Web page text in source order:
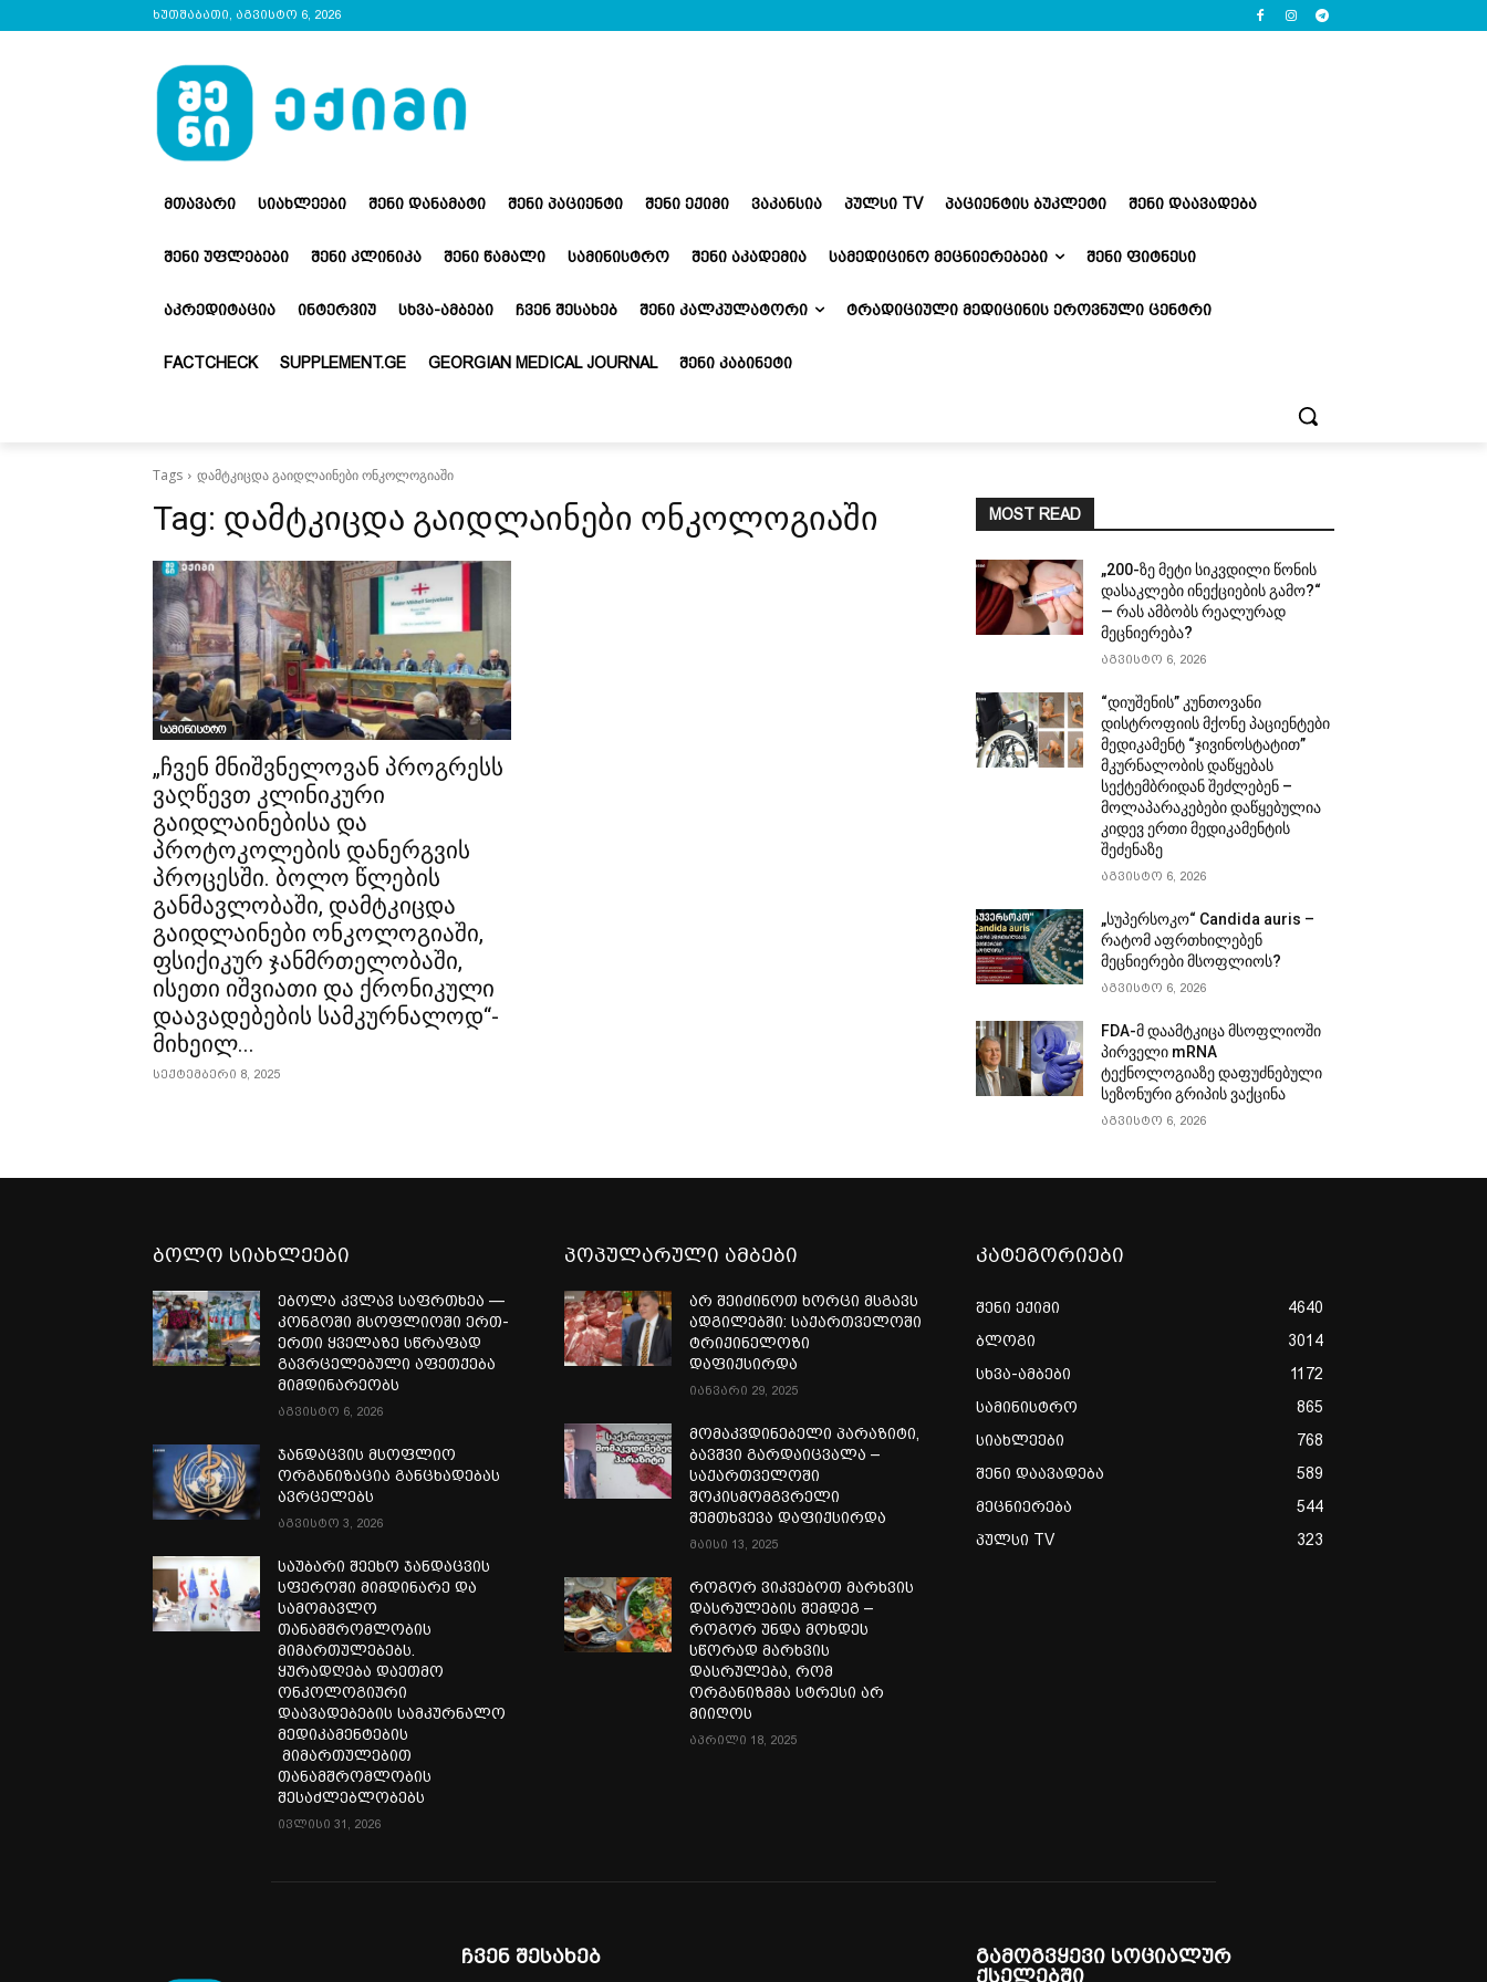
ხუთშაბათი, აგვისტო 6, 2026
ᲛᲗᲐᲕᲐᲠᲘ ᲡᲘᲐᲮᲚᲔᲔᲑᲘ ᲨᲔᲜᲘ ᲓᲐᲜᲐᲛᲐᲢᲘ ᲨᲔᲜᲘ ᲞᲐᲪᲘᲔᲜᲢᲘ ᲨᲔᲜᲘ ᲔᲥᲘᲛᲘ ᲕᲐᲙᲐᲜᲡᲘᲐ ᲞᲣᲚᲡᲘ TV ᲞᲐᲪᲘᲔᲜᲢᲘᲡ ᲑᲣᲙᲚᲔᲢᲘ ᲨᲔᲜᲘ ᲓᲐᲐᲕᲐᲓᲔᲑᲐ
ᲨᲔᲜᲘ ᲣᲤᲚᲔᲑᲔᲑᲘ ᲨᲔᲜᲘ ᲙᲚᲘᲜᲘᲙᲐ ᲨᲔᲜᲘ ᲬᲐᲛᲐᲚᲘ ᲡᲐᲛᲘᲜᲘᲡᲢᲠᲝ ᲨᲔᲜᲘ ᲐᲙᲐᲓᲔᲛᲘᲐ ᲡᲐᲛᲔᲓᲘᲪᲘᲜᲝ ᲛᲔᲪᲜᲘᲔᲠᲔᲑᲔᲑᲘ ᲨᲔᲜᲘ ᲤᲘᲢᲜᲔᲡᲘ
ᲐᲙᲠᲔᲓᲘᲢᲐᲪᲘᲐ ᲘᲜᲢᲔᲠᲕᲘᲣ ᲡᲮᲕᲐ-ᲐᲛᲑᲔᲑᲘ ᲩᲕᲔᲜ ᲨᲔᲡᲐᲮᲔᲑ ᲨᲔᲜᲘ ᲙᲐᲚᲙᲣᲚᲐᲢᲝᲠᲘ ᲢᲠᲐᲓᲘᲪᲘᲣᲚᲘ ᲛᲔᲓᲘᲪᲘᲜᲘᲡ ᲔᲠᲝᲕᲜᲣᲚᲘ ᲪᲔᲜᲢᲠᲘ
FACTCHECK SUPPLEMENT.GE GEORGIAN MEDICAL JOURNAL ᲨᲔᲜᲘ ᲙᲐᲑᲘᲜᲔᲢᲘ
Tags დამტკიცდა გაიდლაინები ონკოლოგიაში
Tag: დამტკიცდა გაიდლაინები ონკოლოგიაში
სამინისტრო
„ჩვენ მნიშვნელოვან პროგრესს
ვაღწევთ კლინიკური
გაიდლაინებისა და
პროტოკოლების დანერგვის
პროცესში. ბოლო წლების
განმავლობაში, დამტკიცდა
გაიდლაინები ონკოლოგიაში,
ფსიქიკურ ჯანმრთელობაში,
ისეთი იშვიათი და ქრონიკული
დაავადებების სამკურნალოდ“-
მიხეილ...
სექტემბერი 8, 2025
MOST READ
„200-ზე მეტი სიკვდილი წონის
დასაკლები ინექციების გამო?“
— რას ამბობს რეალურად
მეცნიერება?
აგვისტო 6, 2026
“დიუშენის” კუნთოვანი
დისტროფიის მქონე პაციენტები
მედიკამენტ “ჯივინოსტატით”
მკურნალობის დაწყებას
სექტემბრიდან შეძლებენ –
მოლაპარაკებები დაწყებულია
კიდევ ერთი მედიკამენტის
შეძენაზე
აგვისტო 6, 2026
„სუპერსოკო“ Candida auris –
რატომ აფრთხილებენ
მეცნიერები მსოფლიოს?
აგვისტო 6, 2026
FDA-მ დაამტკიცა მსოფლიოში
პირველი mRNA
ტექნოლოგიაზე დაფუძნებული
სეზონური გრიპის ვაქცინა
აგვისტო 6, 2026
ბოლო სიახლეები
ებოლა კვლავ საფრთხეა —
კონგოში მსოფლიოში ერთ-
ერთი ყველაზე სწრაფად
გავრცელებული აფეთქება
მიმდინარეობს
აგვისტო 6, 2026
ჯანდაცვის მსოფლიო
ორგანიზაცია განცხადებას
ავრცელებს
აგვისტო 3, 2026
საუბარი შეეხო ჯანდაცვის
სფეროში მიმდინარე და
სამომავლო
თანამშრომლობის
მიმართულებებს.
ყურადღება დაეთმო
ონკოლოგიური
დაავადებების სამკურნალო
მედიკამენტების
მიმართულებით
თანამშრომლობის
შესაძლებლობებს
ივლისი 31, 2026
პოპულარული ამბები
არ შეიძინოთ ხორცი მსგავს
ადგილებში: საქართველოში
ტრიქინელოზი
დაფიქსირდა
იანვარი 29, 2025
მომაკვდინებელი პარაზიტი,
ბავშვი გარდაიცვალა –
საქართველოში
შოკისმომგვრელი
შემთხვევა დაფიქსირდა
მაისი 13, 2025
როგორ ვიკვებოთ მარხვის
დასრულების შემდეგ –
როგორ უნდა მოხდეს
სწორად მარხვის
დასრულება, რომ
ორგანიზმმა სტრესი არ
მიიღოს
აპრილი 18, 2025
კატეგორიები
შენი ექიმი
4640
ბლოგი
3014
სხვა-ამბები
1172
სამინისტრო
865
სიახლეები
768
შენი დაავადება
589
მეცნიერება
544
პულსი TV
323
ჩვენ შესახებ
გამოგვყევი სოციალურ
ქსელებში